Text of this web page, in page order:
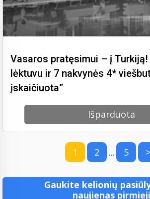
Vasaros pratęsimui – į Turkiją!
lėktuvu ir 7 nakvynės 4*
įskaičiuota”
Išparduota
1 2 … 5 >
Gaukite kelionių
naujienas pirmieji